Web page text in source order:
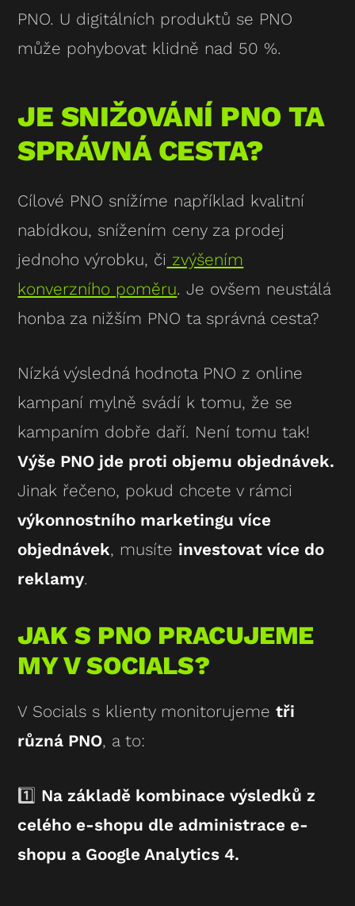
PNO. U digitálních produktů se PNO
může pohybovat klidně nad 50 %.
JE SNIŽOVÁNÍ PNO TA
SPRÁVNÁ CESTA?
Cílové PNO snížíme například kvalitní
nabídkou, snížením ceny za prodej
jednoho výrobku, či zvýšením
konverzního poměru. Je ovšem neustálá
honba za nižším PNO ta správná cesta?
Nízká výsledná hodnota PNO z online
kampaní mylně svádí k tomu, že se
kampaním dobře daří. Není tomu tak!
Výše PNO jde proti objemu objednávek.
Jinak řečeno, pokud chcete v rámci
výkonnostního marketingu více
objednávek, musíte investovat více do
reklamy.
JAK S PNO PRACUJEME
MY V SOCIALS?
V Socials s klienty monitorujemetři
různá PNO, a to:
1️⃣ Na základě kombinace výsledků z
celého e-shopu dle administrace e-
shopu a Google Analytics 4.